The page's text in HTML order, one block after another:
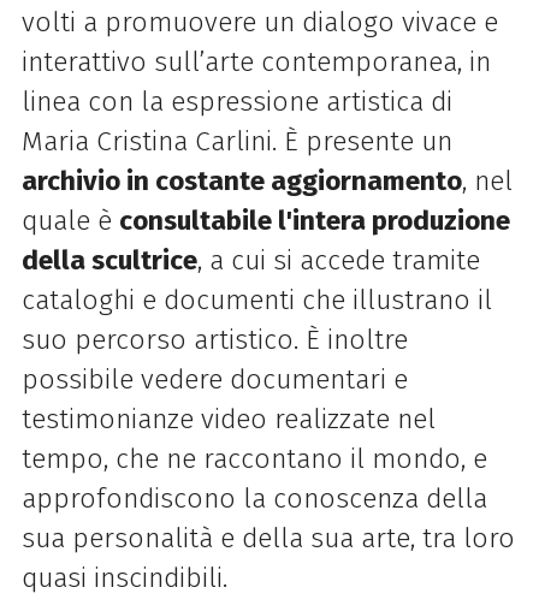
volti a promuovere un dialogo vivace e
interattivo sull’arte contemporanea, in
linea con la espressione artistica di
Maria Cristina Carlini. È presente un
archivio in costante aggiornamento, nel
quale è consultabile l'intera produzione
della scultrice, a cui si accede tramite
cataloghi e documenti che illustrano il
suo percorso artistico. È inoltre
possibile vedere documentari e
testimonianze video realizzate nel
tempo, che ne raccontano il mondo, e
approfondiscono la conoscenza della
sua personalità e della sua arte, tra loro
quasi inscindibili.